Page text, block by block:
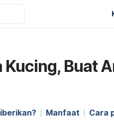
Kucing, Buat
Manfaat Cara